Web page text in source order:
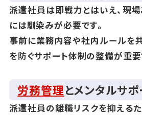
派遣社員は即戦力とはいえ、現
には馴染みが必要です。
事前に業務内容や社内ルールを
を防ぐサポート体制の整備が重要
労務管理とメンタルサ
派遣社員の離職リスクを抑える